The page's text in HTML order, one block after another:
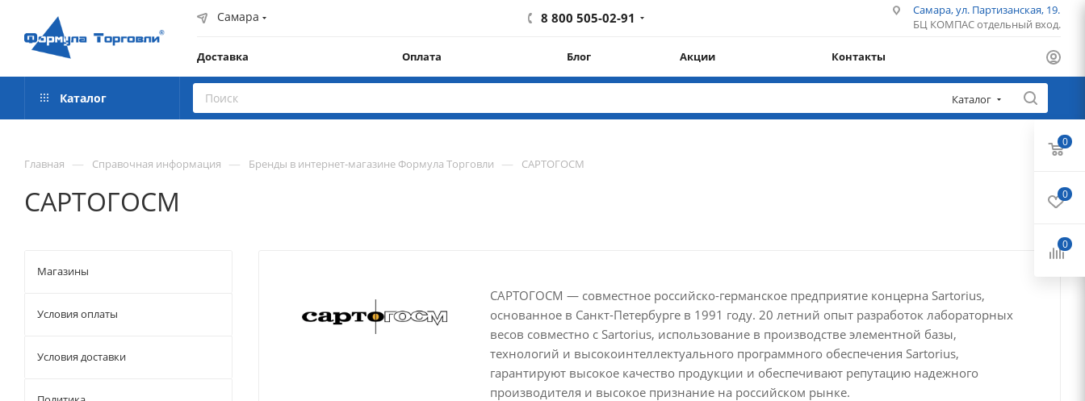
Самара 8 800 505-02-91
Самара, ул. Партизанская, 19.
БЦ КОМПАС отдельный вход.
Доставка Оплата Блог Акции Контакты
Каталог Каталог
Главная — Справочная информация — Бренды в интернет-магазине Формула Торговли — САРТОГОСМ
САРТОГОСМ
САРТОГОСМ — совместное российско-германское предприятие концерна Sartorius,
основанное в Санкт-Петербурге в 1991 году. 20 летний опыт разработок лабораторных
весов совместно с Sartorius, использование в производстве элементной базы,
технологий и высокоинтеллектуального программного обеспечения Sartorius,
гарантируют высокое качество продукции и обеспечивают репутацию надежного
производителя и высокое признание на российском рынке.
Магазины
Условия оплаты
Условия доставки
0
0
0